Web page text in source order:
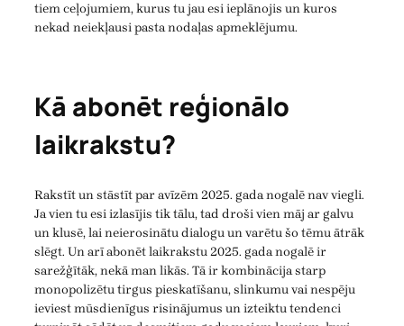
tiem ceļojumiem, kurus tu jau esi ieplānojis un kuros
nekad neiekļausi pasta nodaļas apmeklējumu.
Kā abonēt reģionālo
laikrakstu?
Rakstīt un stāstīt par avīzēm 2025. gada nogalē nav viegli.
Ja vien tu esi izlasījis tik tālu, tad droši vien māj ar galvu
un klusē, lai neierosinātu dialogu un varētu šo tēmu ātrāk
slēgt. Un arī abonēt laikrakstu 2025. gada nogalē ir
sarežģītāk, nekā man likās. Tā ir kombinācija starp
monopolizētu tirgus pieskatīšanu, slinkumu vai nespēju
ieviest mūsdienīgus risinājumus un izteiktu tendenci